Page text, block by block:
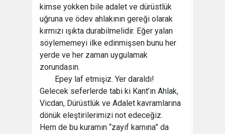
kimse yokken bile adalet ve dürüstlük
uğruna ve ödev ahlakının gereği olarak
kırmızı ışıkta durabilmelidir. Eğer yalan
söylememeyi ilke edinmişsen bunu her
yerde ve her zaman uygulamak
zorundasın.
Epey laf etmişiz. Yer daraldı!
Gelecek seferlerde tabi ki Kant’ın Ahlak,
Vicdan, Dürüstlük ve Adalet kavramlarına
dönük eleştirilerimizi not edeceğiz.
Hem de bu kuramın “zayıf karnına” da